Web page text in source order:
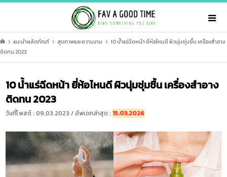
แนะนำผลิตภัณฑ์ สุขภาพและความงาม
10 น้ำแร่ฉีดหน้า ยี่ห้อไหนดี ผิวนุ่มชุ่มชื้น เครื่องสำอาง
ติดทน 2023
10 น้ำแร่ฉีดหน้า ยี่ห้อไหนดี ผิวนุ่มชุ่มชื้น เครื่องสำอาง
ติดทน 2023
วันที่โพสต์ : 09.03.2023 / อัพเดทล่าสุด :15.03.2026